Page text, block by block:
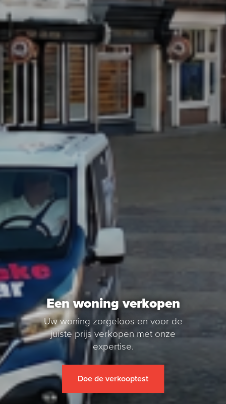
Taxaties
Verhuren
Aankoopmakelaar nieuwbouw
Hypotheekadvies
Projectadvies
Energielabel
Over ons
Ons Team
Over Van Daal
Klantbeoordelingen
Vacatures
Zoekopdracht
Nieuws
Contact
Een woning verkopen
Uw woning zorgeloos en voor de
juiste prijs verkopen met onze
expertise.
Doe de verkooptest